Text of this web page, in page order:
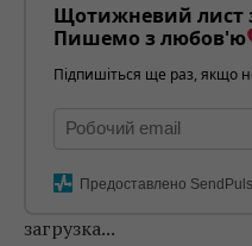
Щотижневий лист
Пишемо з любов'ю
Підпишіться ще раз, якщо
Предоставлено
загрузка...